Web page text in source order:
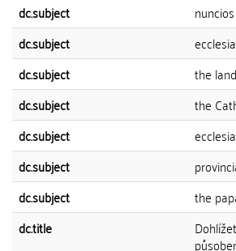
dc.subject
nuncios
dc.subject
dc.subject
the
dc.subject
the
dc.subject
dc.subject
dc.subject
the
dc.title